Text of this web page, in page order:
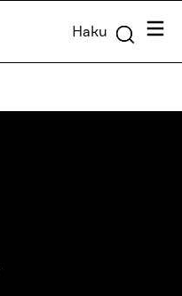
Haku